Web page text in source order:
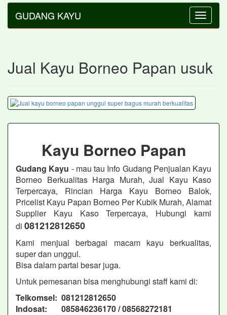
Toggle
GUDANG KAYU
Jual Kayu Borneo Papan usuk
Kayu Borneo Papan
Gudang Kayu - mau tau Info Gudang Penjualan Kayu
Borneo Berkualitas Harga Murah, Jual Kayu Kaso
Terpercaya, Rincian Harga Kayu Borneo Balok,
Pricelist Kayu Papan Borneo Per Kubik Murah, Alamat
Supplier Kayu Kaso Terpercaya, Hubungi kami
di 081212812650
Kami menjual berbagai macam kayu berkualitas,
super dan unggul.
Bisa dalam partai besar juga.
Untuk pemesanan bisa menghubungi staff kami di:
Telkomsel: 081212812650
Indosat: 085846236170 / 08568272181